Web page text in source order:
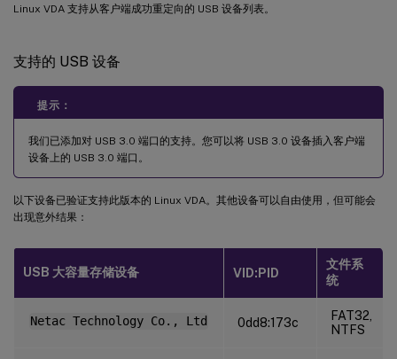
Linux VDA 支持从客户端成功重定向的 USB 设备列表。
支持的 USB 设备
提示：
我们已添加对 USB 3.0 端口的支持。您可以将 USB 3.0 设备插入客户端
设备上的 USB 3.0 端口。
以下设备已验证支持此版本的 Linux VDA。其他设备可以自由使用，但可能会
出现意外结果：
USB 大容量存储设备 VID:PID
文件系
统
Netac Technology Co., Ltd 0dd8:173c
FAT32,
NTFS